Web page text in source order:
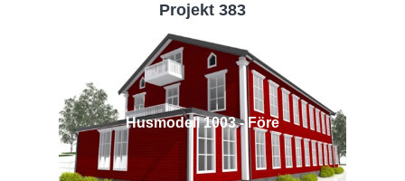
Projekt 383
Husmodell 1003 - Före